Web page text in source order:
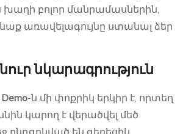
խաղի բոլոր մանրամասներին,
առավելագույնը ստանալ ձեր
նկարագրություն
-ն մի փոքրիկ երկիր է, որտեղ
կարող է վերածվել մեծ